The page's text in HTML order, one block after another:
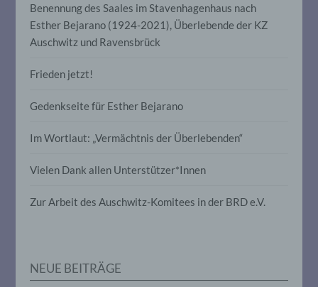
Benennung des Saales im Stavenhagenhaus nach
Esther Bejarano (1924-2021), Überlebende der KZ
Auschwitz und Ravensbrück
Frieden jetzt!
Gedenkseite für Esther Bejarano
Im Wortlaut: „Vermächtnis der Überlebenden“
Vielen Dank allen Unterstützer*Innen
Zur Arbeit des Auschwitz-Komitees in der BRD e.V.
NEUE BEITRÄGE
e) Profiling
die darin besteht, dass diese
werden, um bestimmte persönliche
Person beziehen, zu bewerten,
insbesondere, um Aspekte bezüglich
Gesundheit, persönlicher Vorlieben,
natürlichen Person zu analysieren oder
f) Pseudonymisierung